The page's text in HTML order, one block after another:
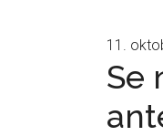
11.
Se